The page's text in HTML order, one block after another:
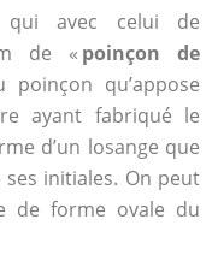
avec celui de
de « poinçon de
poinçon qu’appose
ayant fabriqué le
d’un losange que
initiales. On peut
de forme ovale du